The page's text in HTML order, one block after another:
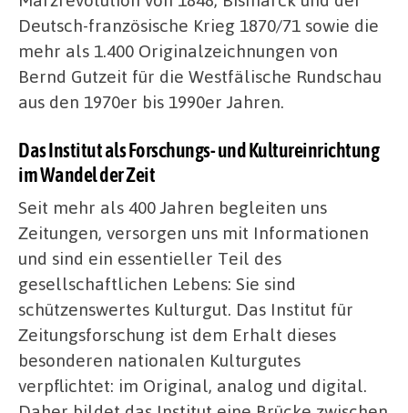
Deutsch-französische Krieg 1870/71 sowie die
mehr als 1.400 Originalzeichnungen von
Bernd Gutzeit für die Westfälische Rundschau
aus den 1970er bis 1990er Jahren.
Das Institut als Forschungs- und Kultureinrichtung
im Wandel der Zeit
Seit mehr als 400 Jahren begleiten uns
Zeitungen, versorgen uns mit Informationen
und sind ein essentieller Teil des
gesellschaftlichen Lebens: Sie sind
schützenswertes Kulturgut. Das Institut für
Zeitungsforschung ist dem Erhalt dieses
besonderen nationalen Kulturgutes
verpflichtet: im Original, analog und digital.